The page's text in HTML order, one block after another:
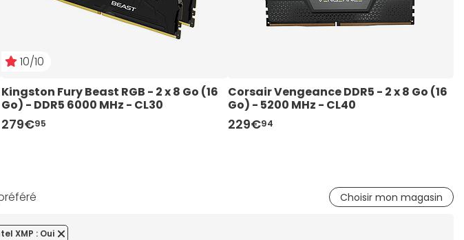
10/10
Kingston Fury Beast RGB - 2 x 8 Go (16
Go) - DDR5 6000 MHz - CL30
279€95
Corsair Vengeance DDR5 - 2 x 8 Go (16
Go) - 5200 MHz - CL40
229€94
Choisir mon magasin
XMP : Oui